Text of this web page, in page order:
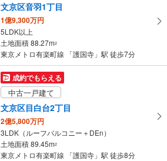
文京区音羽1丁目
1億9,300万円
5LDK以上
土地面積 88.27m2
東京メトロ有楽町線 「護国寺」駅 徒歩7分
成約でもらえる
中古一戸建て
文京区目白台2丁目
2億5,800万円
3LDK（ルーフバルコニー＋DEn）
土地面積 89.45m2
東京メトロ有楽町線 「護国寺」駅 徒歩8分